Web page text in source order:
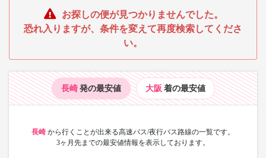
お探しの便が見つかりませんでした。
恐れ入りますが、条件を変えて再度検索してくださ
い。
長崎 発の最安値 大阪 着の最安値
長崎 から行くことが出来る高速バス/夜行バス路線の一覧です。
3ヶ月先までの最安値情報を表示しております。